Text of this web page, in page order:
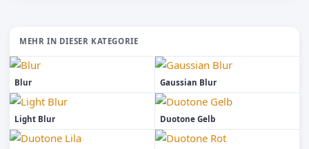
MEHR IN DIESER KATEGORIE
Blur Gaussian Blur
Light Blur Duotone Gelb